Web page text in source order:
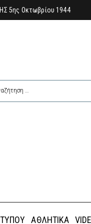
– Κάρπαθος
ΑΘΛΗΤΙΚΆ